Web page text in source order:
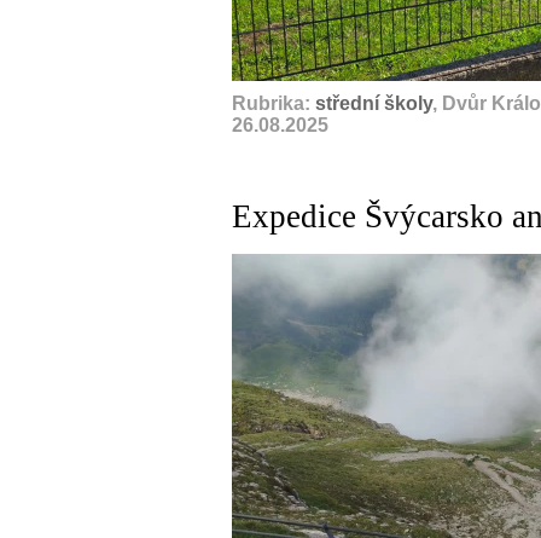
Rubrika: střední školy, Dvůr
26.08.2025
Expedice Švýcarsko